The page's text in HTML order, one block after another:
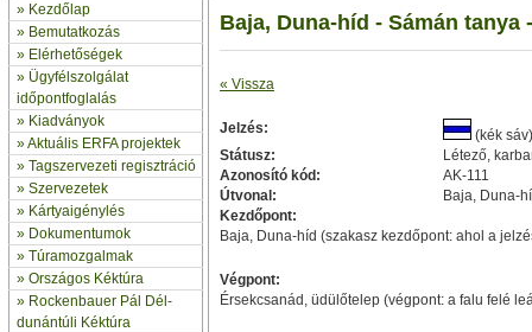
» Kezdőlap
» Bemutatkozás
» Elérhetőségek
» Ügyfélszolgálat
időpontfoglalás
» Kiadványok
»Aktuális ERFA projektek
» Tagszervezeti regisztráció
» Szervezetek
» Kártyaigénylés
» Dokumentumok
» Túramozgalmak
» Országos Kéktúra
» Rockenbauer Pál Dél-
dunántúli Kéktúra
Baja, Duna-híd - Sámán
« Vissza
Jelzés:
(kék sáv)
Státusz:
Létező,
Azonosító kód:
AK-111
Útvonal:
Baja, Duna-
Kezdőpont:
Baja, Duna-híd (szakasz kezdőpont: ahol a
Végpont:
Érsekcsanád, üdülőtelep (végpont: a falu felé